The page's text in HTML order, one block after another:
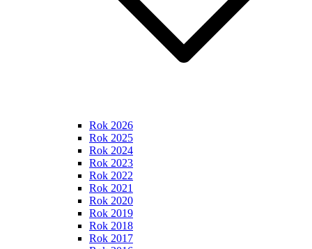
Rok 2026
Rok 2025
Rok 2024
Rok 2023
Rok 2022
Rok 2021
Rok 2020
Rok 2019
Rok 2018
Rok 2017